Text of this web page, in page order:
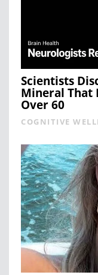
Scientists
Mineral That
Over 60
COGNITIVE